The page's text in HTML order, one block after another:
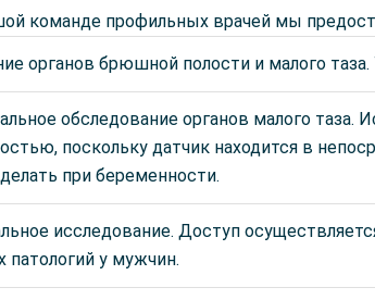
команде профильных врачей мы
органов брюшной полости и малого
обследование органов малого таза.
поскольку датчик находится в
при беременности.
исследование. Доступ
патологий у мужчин.